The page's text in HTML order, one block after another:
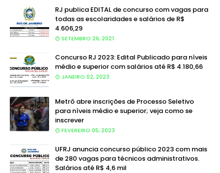
RJ publica EDITAL de concurso com vagas para
todas as escolaridades e salários de R$
4.606,29
SETEMBRO 26, 2021
Concurso RJ 2023: Edital Publicado para níveis
médio e superior com salários até R$ 4.180,66
JANEIRO 02, 2023
Metrô abre inscrições de Processo Seletivo
para níveis médio e superior; veja como se
inscrever
FEVEREIRO 05, 2023
UFRJ anuncia concurso público 2023 com mais
de 280 vagas para técnicos administrativos.
Salários até R$ 4,6 mil